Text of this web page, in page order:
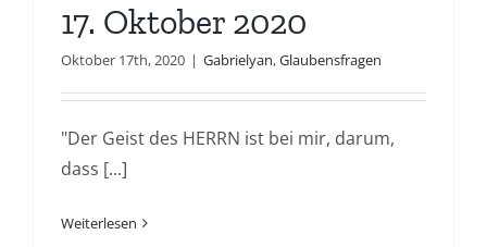
17. Oktober 2020
Oktober 17th, 2020 | Gabrielyan,Glaubensfragen
"Der Geist des HERRN ist bei mir, darum,
dass [...]
Weiterlesen